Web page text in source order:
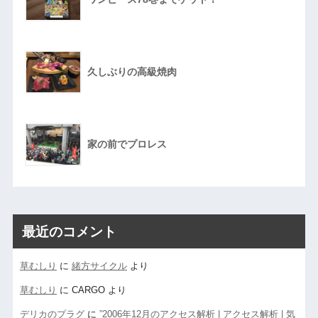
久しぶりの高級焼肉
家の前でプロレス
最近のコメント
草むしり に 緒方サイクルより
草むしり に CARGOより
デリカのプラグに ”2006年12月のアクセス解析 | アクセス解析 | 気